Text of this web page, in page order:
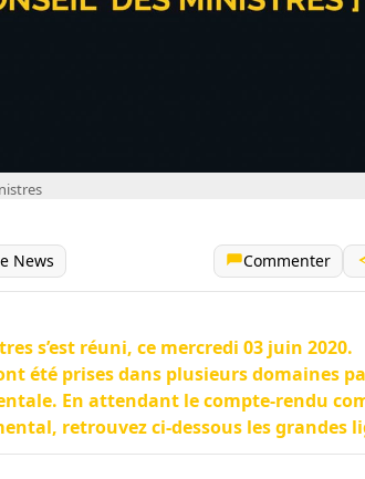
News Commenter
s’est réuni, ce mercredi 03 juin 2020.
été prises dans plusieurs domaines
En attendant le compte-rendu
retrouvez ci-dessous les grandes